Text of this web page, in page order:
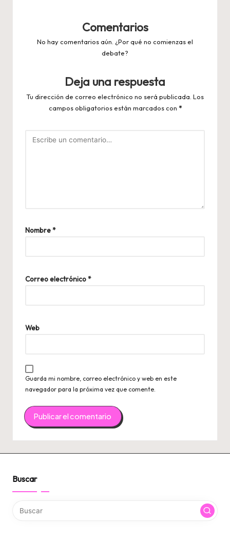
Comentarios
No hay comentarios aún. ¿Por qué no comienzas el
debate?
Deja una respuesta
Tu dirección de correo electrónico no será publicada. Los
campos obligatorios están marcados con *
Nombre*
Correo electrónico*
Web
Guarda mi nombre, correo electrónico y web en este
navegador para la próxima vez que comente.
Buscar